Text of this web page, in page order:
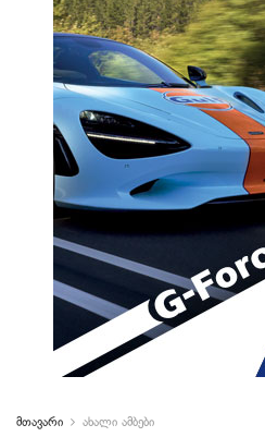
მთავარი ახალი ამბები